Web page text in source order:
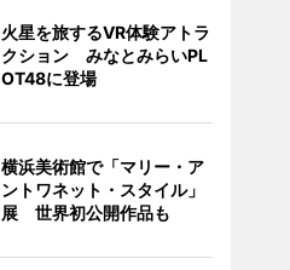
火星を旅するVR体験アトラ
クション みなとみらいPL
OT48に登場
横浜美術館で「マリー・ア
ントワネット・スタイル」
展 世界初公開作品も